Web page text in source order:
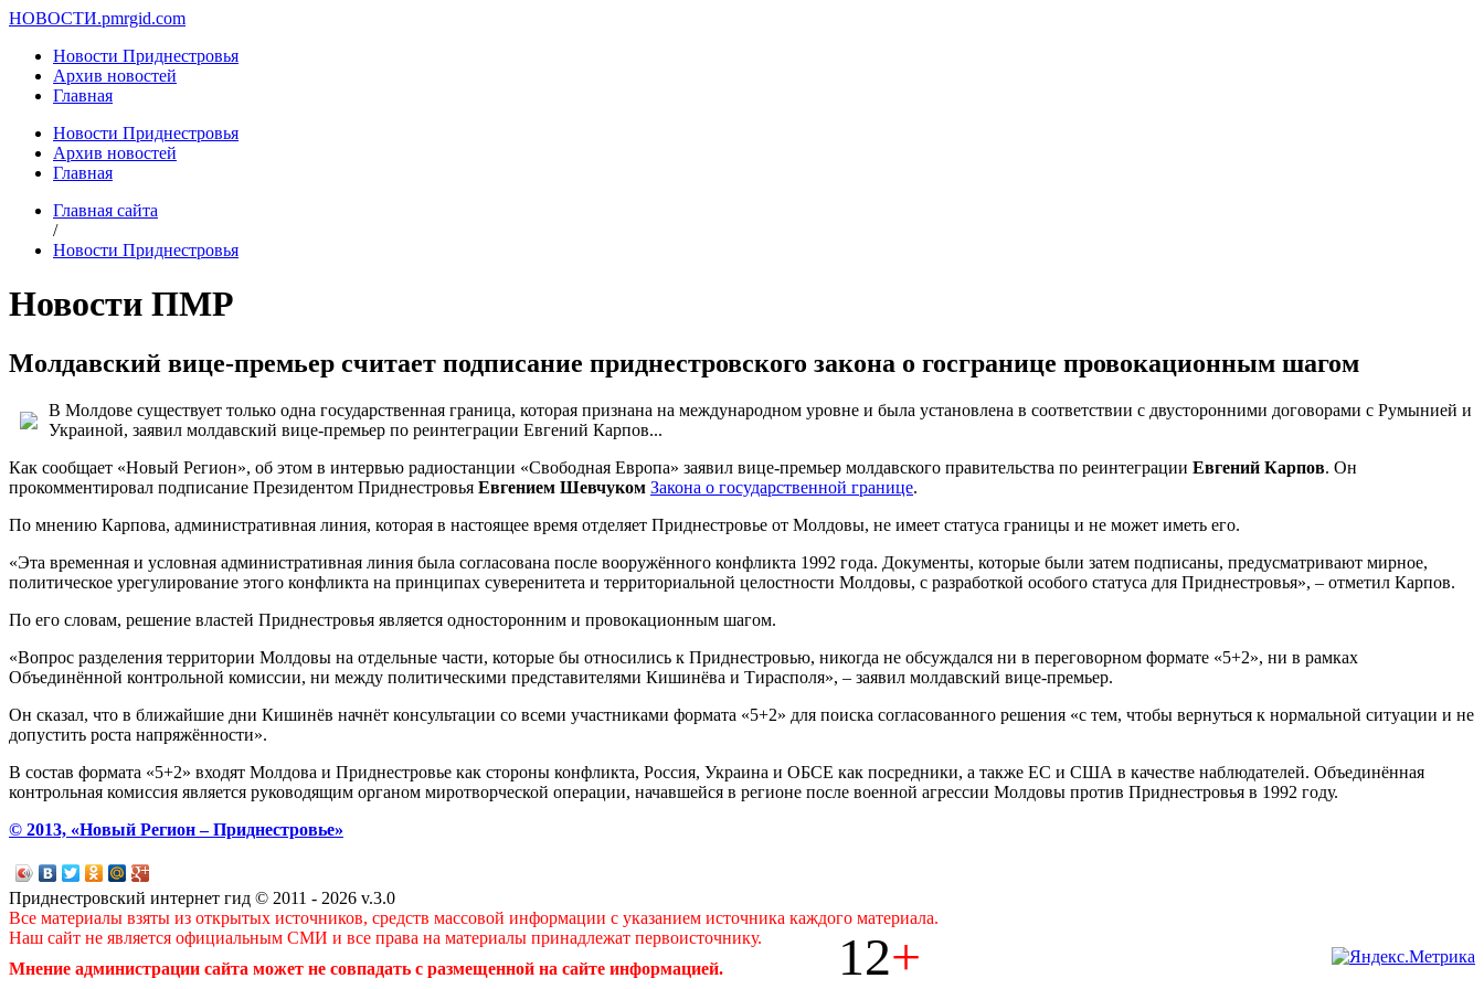
НОВОСТИ.pmrgid.com
Новости Приднестровья
Архив новостей
Главная
Новости Приднестровья
Архив новостей
Главная
Главная сайта
/
Новости Приднестровья
Новости ПМР
Молдавский вице-премьер считает подписание приднестровского закона о госгранице провокационным шагом
В Молдове существует только одна государственная граница, которая признана на международном уровне и была установлена в соответствии с двусторонними договорами с Румынией и
Украиной, заявил молдавский вице-премьер по реинтеграции Евгений Карпов...
Как сообщает «Новый Регион», об этом в интервью радиостанции «Свободная Европа» заявил вице-премьер молдавского правительства по реинтеграции Евгений Карпов. Он
прокомментировал подписание Президентом Приднестровья Евгением Шевчуком Закона о государственной границе.
По мнению Карпова, административная линия, которая в настоящее время отделяет Приднестровье от Молдовы, не имеет статуса границы и не может иметь его.
«Эта временная и условная административная линия была согласована после вооружённого конфликта 1992 года. Документы, которые были затем подписаны, предусматривают мирное,
политическое урегулирование этого конфликта на принципах суверенитета и территориальной целостности Молдовы, с разработкой особого статуса для Приднестровья», – отметил Карпов.
По его словам, решение властей Приднестровья является односторонним и провокационным шагом.
«Вопрос разделения территории Молдовы на отдельные части, которые бы относились к Приднестровью, никогда не обсуждался ни в переговорном формате «5+2», ни в рамках
Объединённой контрольной комиссии, ни между политическими представителями Кишинёва и Тирасполя», – заявил молдавский вице-премьер.
Он сказал, что в ближайшие дни Кишинёв начнёт консультации со всеми участниками формата «5+2» для поиска согласованного решения «с тем, чтобы вернуться к нормальной ситуации и не
допустить роста напряжённости».
В состав формата «5+2» входят Молдова и Приднестровье как стороны конфликта, Россия, Украина и ОБСЕ как посредники, а также ЕС и США в качестве наблюдателей. Объединённая
контрольная комиссия является руководящим органом миротворческой операции, начавшейся в регионе после военной агрессии Молдовы против Приднестровья в 1992 году.
© 2013, «Новый Регион – Приднестровье»
Приднестровский интернет гид © 2011 - 2026 v.3.0
Все материалы взяты из открытых источников, средств массовой информации с указанием источника каждого материала.
Наш сайт не является официальным СМИ и все права на материалы принадлежат первоисточнику.
Мнение администрации сайта может не совпадать с размещенной на сайте информацией.
12+